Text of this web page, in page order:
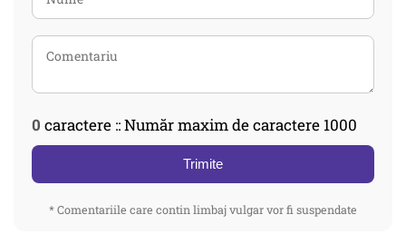
0 caractere :: Număr maxim de caractere 1000
Trimite
* Comentariile care contin limbaj vulgar vor fi suspendate